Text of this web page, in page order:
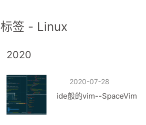
标签 - Linux
2020
2020-07-28
ide般的vim--SpaceVim